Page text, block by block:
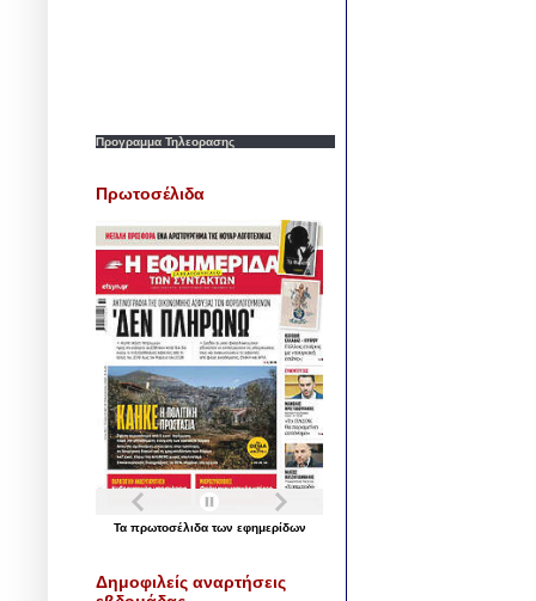
Προγραμμα Τηλεορασης
Πρωτοσέλιδα
Τα πρωτοσέλιδα των εφημερίδων
Δημοφιλείς αναρτήσεις